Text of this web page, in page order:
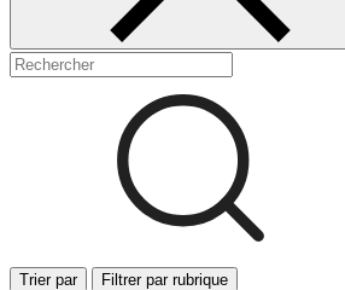
Trier par Filtrer par rubrique